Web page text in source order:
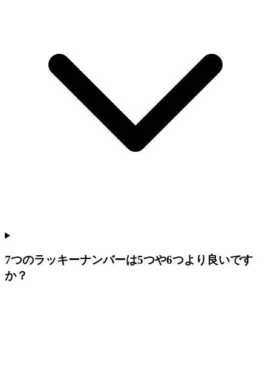
7つのラッキーナンバーは5つや6つより良いです
か？